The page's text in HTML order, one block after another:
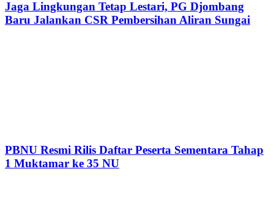
Jaga Lingkungan Tetap Lestari, PG Djombang
Baru Jalankan CSR Pembersihan Aliran Sungai
PBNU Resmi Rilis Daftar Peserta Sementara Tahap
1 Muktamar ke 35 NU